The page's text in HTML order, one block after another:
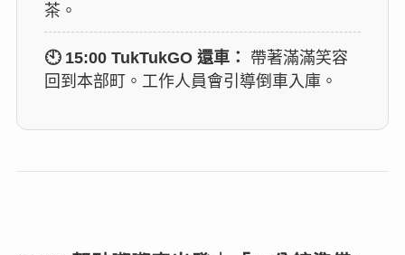
茶。
🕙 15:00 TukTukGO 還車：
帶著滿滿笑容
回到本部町。工作人員會引導倒車入庫。